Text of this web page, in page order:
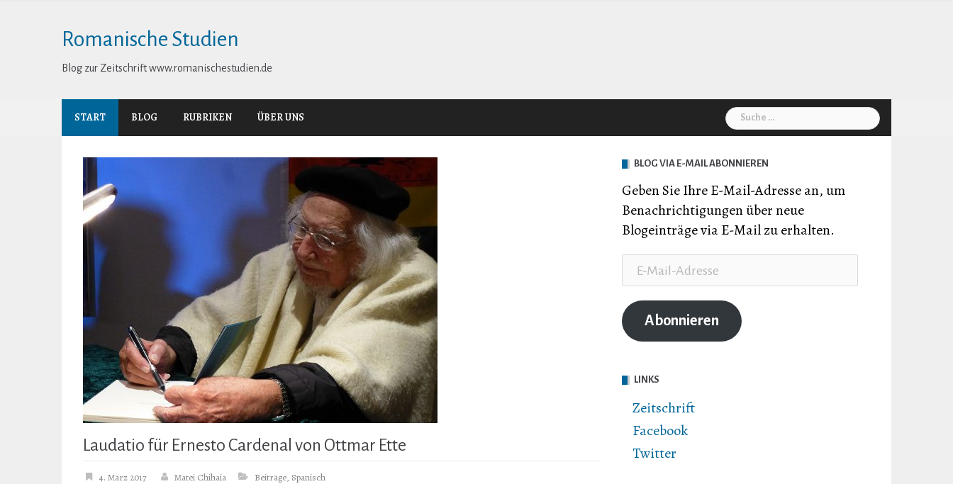
Romanische Studien
Blog zur Zeitschrift www.romanischestudien.de
START BLOG RUBRIKEN ÜBER UNS
Suche
nach:
Laudatio für Ernesto Cardenal von Ottmar Ette
4. März 2017 Matei Chihaia Beiträge, Spanisch
BLOG VIA E-MAIL ABONNIEREN
Geben Sie Ihre E-Mail-Adresse an, um
Benachrichtigungen über neue
Blogeinträge via E-Mail zu erhalten.
Mail-
Adresse
Abonnieren
LINKS
Zeitschrift
Facebook
Twitter